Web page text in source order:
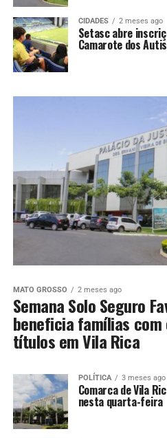
CIDADES 2 meses ago
Setasc abre
Camarote dos
MATO GROSSO 2 meses ago
Semana Solo Seguro
beneficia famílias com
títulos em Vila Rica
POLÍTICA 3 meses ago
Comarca de Vila
nesta quarta-feira